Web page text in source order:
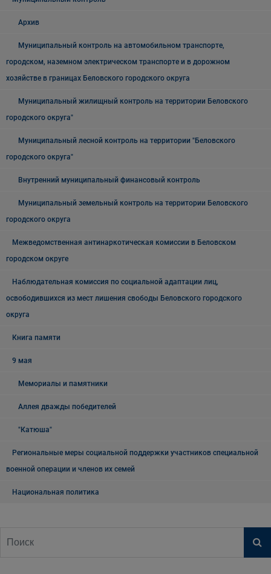
Архив
Муниципальный контроль на автомобильном транспорте,
городском, наземном электрическом транспорте и в дорожном
хозяйстве в границах Беловского городского округа
Муниципальный жилищный контроль на территории Беловского
городского округа"
Муниципальный лесной контроль на территории "Беловского
городского округа"
Внутренний муниципальный финансовый контроль
Муниципальный земельный контроль на территории Беловского
городского округа
Межведомственная антинаркотическая комиссии в Беловском
городском округе
Наблюдательная комиссия по социальной адаптации лиц,
освободившихся из мест лишения свободы Беловского городского
округа
Книга памяти
9 мая
Мемориалы и памятники
Аллея дважды победителей
"Катюша"
Региональные меры социальной поддержки участников специальной
военной операции и членов их семей
Национальная политика